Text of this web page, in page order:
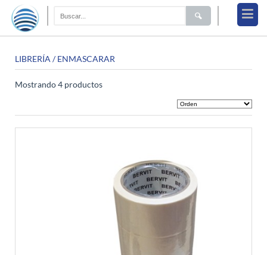
LIBRERÍA / ENMASCARAR
Mostrando 4 productos